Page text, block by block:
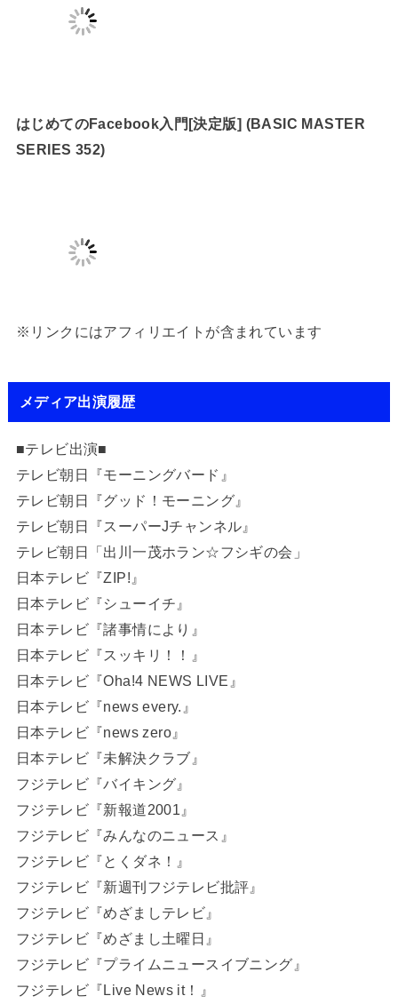
はじめてのFacebook入門[決定版] (BASIC MASTER
SERIES 352)
※リンクにはアフィリエイトが含まれています
メディア出演履歴
■テレビ出演■
テレビ朝日『モーニングバード』
テレビ朝日『グッド！モーニング』
テレビ朝日『スーパーJチャンネル』
テレビ朝日「出川一茂ホラン☆フシギの会」
日本テレビ『ZIP!』
日本テレビ『シューイチ』
日本テレビ『諸事情により』
日本テレビ『スッキリ！！』
日本テレビ『Oha!4 NEWS LIVE』
日本テレビ『news every.』
日本テレビ『news zero』
日本テレビ『未解決クラブ』
フジテレビ『バイキング』
フジテレビ『新報道2001』
フジテレビ『みんなのニュース』
フジテレビ『とくダネ！』
フジテレビ『新週刊フジテレビ批評』
フジテレビ『めざましテレビ』
フジテレビ『めざまし土曜日』
フジテレビ『プライムニュースイブニング』
フジテレビ『Live News it！』